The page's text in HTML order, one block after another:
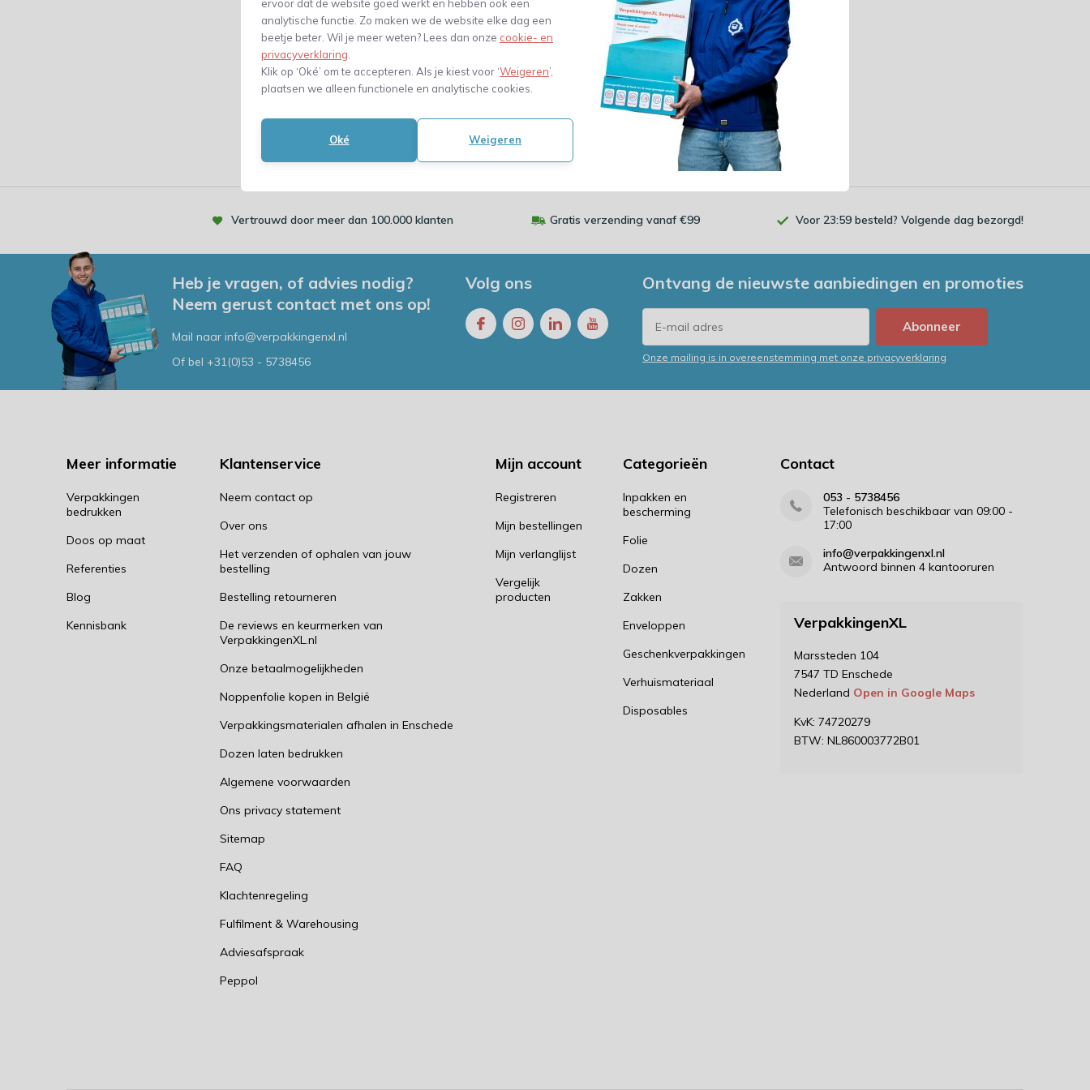
ervoor dat de website goed werkt en hebben ook een
analytische functie. Zo maken we de website elke dag een
beetje beter. Wil je meer weten? Lees dan onze cookie- en
privacyverklaring
Klik op ‘Oké’ om te accepteren. Als je kiest voor ‘Weigeren’,
plaatsen we alleen functionele en analytische cookies.
Oké Weigeren
Vergelijk
7,16
Vergelijk
42,39
Vergelijk
18,44
(15,24 Excl. btw)
Vertrouwd door meer dan 100.000 klanten Gratis verzending vanaf €99 Voor 23:59 besteld? Volgende dag bezorgd!
Heb je vragen, of advies nodig?
Neem gerust contact met ons op!
Mail naar info@verpakkingenxl.nl
Of bel +31(0)53 - 5738456
Volg ons Ontvang de nieuwste aanbiedingen en promoties
Abonneer
Onze mailing is in overeenstemming met onze privacyverklaring
Meer informatie
Verpakkingen
bedrukken
Doos op maat
Referenties
Blog
Kennisbank
Klantenservice
Neem contact op
Over ons
Het verzenden of ophalen van jouw
bestelling
Bestelling retourneren
De reviews en keurmerken van
VerpakkingenXL.nl
Onze betaalmogelijkheden
Noppenfolie kopen in België
Verpakkingsmaterialen afhalen in Enschede
Dozen laten bedrukken
Algemene voorwaarden
Ons privacy statement
Sitemap
FAQ
Klachtenregeling
Fulfilment & Warehousing
Adviesafspraak
Peppol
Mijn account
Registreren
Mijn bestellingen
Mijn verlanglijst
Vergelijk
producten
Categorieën
Inpakken en
bescherming
Folie
Dozen
Zakken
Enveloppen
Geschenkverpakkingen
Verhuismateriaal
Disposables
Contact
053 - 5738456
Telefonisch beschikbaar van 09:00 -
17:00
info@verpakkingenxl.nl
Antwoord binnen 4 kantooruren
VerpakkingenXL
Marssteden 104
7547 TD Enschede
Nederland Open in Google Maps
KvK: 74720279
BTW: NL860003772B01